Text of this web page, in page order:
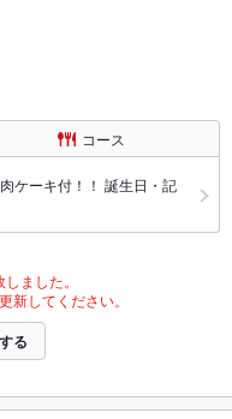
コース
ケーキ付！！ 誕生日・記
ました。
新してください。
る